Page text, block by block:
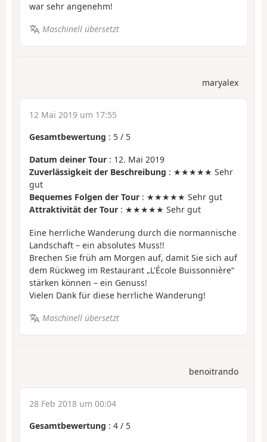
war sehr angenehm!
Maschinell übersetzt
maryalex
12 Mai 2019 um 17:55
Gesamtbewertung : 5 / 5
Datum deiner Tour : 12. Mai 2019
Zuverlässigkeit der Beschreibung : ★★★★★ Sehr
gut
Bequemes Folgen der Tour : ★★★★★ Sehr gut
Attraktivität der Tour : ★★★★★ Sehr gut
Eine herrliche Wanderung durch die normannische
Landschaft – ein absolutes Muss!!
Brechen Sie früh am Morgen auf, damit Sie sich auf
dem Rückweg im Restaurant „L'École Buissonnière“
stärken können – ein Genuss!
Vielen Dank für diese herrliche Wanderung!
Maschinell übersetzt
benoitrando
28 Feb 2018 um 00:04
Gesamtbewertung : 4 / 5